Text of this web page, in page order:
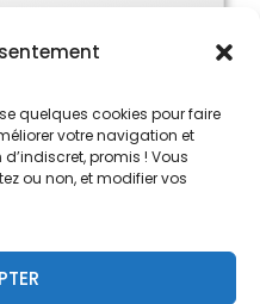
quelques cookies pour faire
votre navigation et
promis ! Vous
ou non, et modifier vos
pour NW280 de
€